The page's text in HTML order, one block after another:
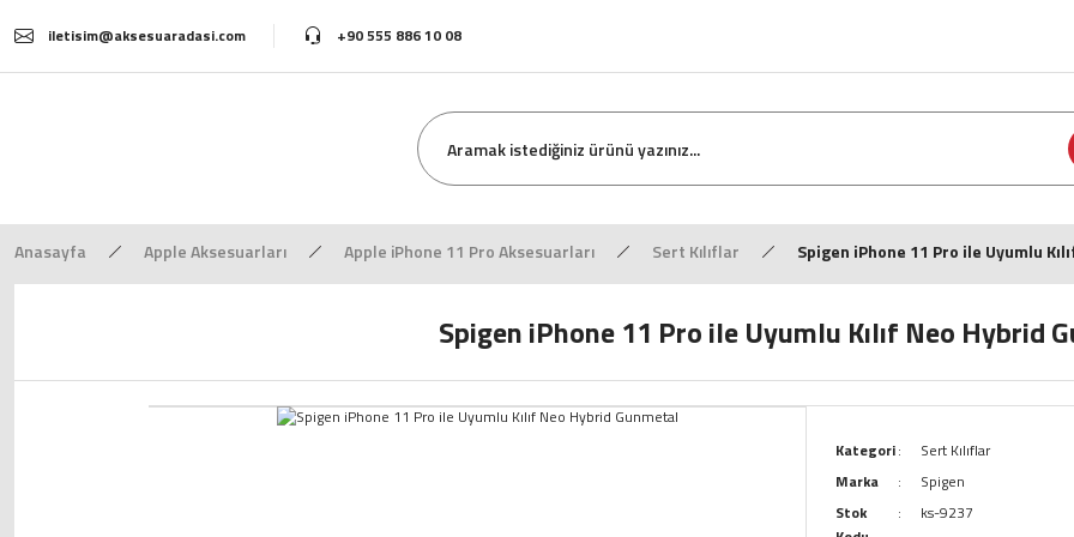
iletisim@aksesuaradasi.com +90 555 886 10 08
Anasayfa Apple Aksesuarları Apple iPhone 11 Pro Aksesuarları Sert Kılıflar Spigen iPhone 11 Pro ile Uyumlu
Spigen iPhone 11 Pro ile Uyumlu Kılıf Neo Hybrid
Kategori
Sert Kılıflar
Marka
Spigen
Stok
ks-9237